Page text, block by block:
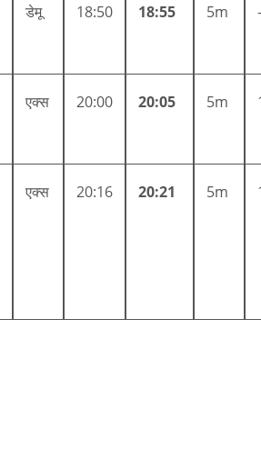
डेमू 18:50 18:55 5m
एक्स 20:00 20:05 5m
एक्स 20:16 20:21 5m